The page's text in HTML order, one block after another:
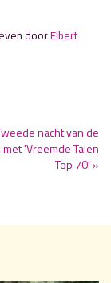
doorElbert
nacht van de
'Vreemde Talen
Top 70' »